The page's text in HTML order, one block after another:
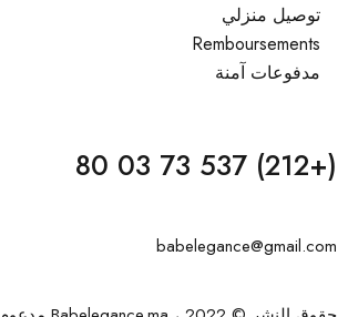
توصيل منزلي
Remboursements
مدفوعات آمنة
(+212) 537 73 03 80
babelegance@gmail.com